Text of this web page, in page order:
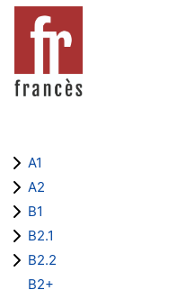
A1
A2
B1
B2.1
B2.2
B2+